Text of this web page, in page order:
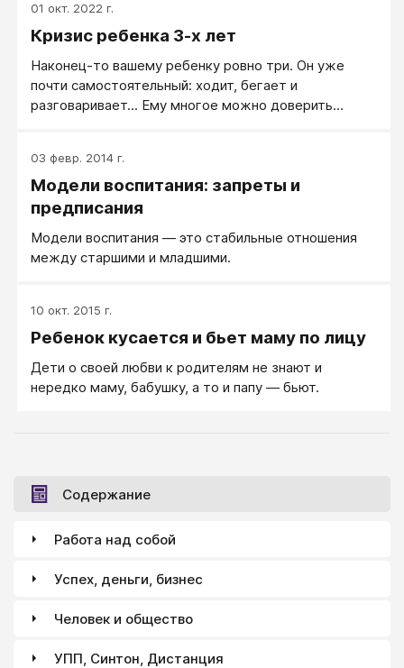
разумные предложения громким и решительным
«Нет!». На первый взгляд может показаться, что
отпраздновали, а второе указывает на наступление
тяжелых времен и вызывает, по крайней мере,
легкий ужас, если не ярость.
01 окт. 2022 г.
Кризис ребенка 3-х лет
Наконец-то вашему ребенку ровно три. Он уже
почти самостоятельный: ходит, бегает и
разговаривает... Ему многое можно доверить
вдруг... вдруг... С вашим любимцем что-то
происходит. Он меняется прямо на глазах. И самое
главное - в худшую сторону. Как будто кто-то
податливого, как пластилин, человечка, подсунул
вам вредное, своенравное, упрямое капризное
03 февр. 2014 г.
Модели воспитания: запреты и
предписания
Модели воспитания — это стабильные отношения
между старшими и младшими.
10 окт. 2015 г.
Ребенок кусается и бьет маму по лицу
Дети о своей любви к родителям не знают и
нередко маму, бабушку, а то и папу — бьют.
Содержание
Работа над собой
Успех, деньги, бизнес
Человек и общество
УПП, Синтон, Дистанция